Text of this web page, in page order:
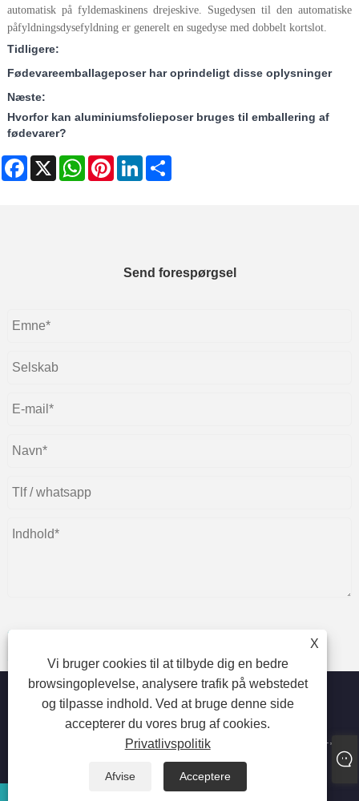
automatisk på fyldemaskinens drejeskive. Sugedysen til den automatiske
påfyldningsdysefyldning er generelt en sugedyse med dobbelt kortslot.
Tidligere:
Fødevareemballageposer har oprindeligt disse oplysninger
Næste:
Hvorfor kan aluminiumsfolieposer bruges til emballering af
fødevarer?
Facebook
X WhatsAppPinterestLinkedIn
Send forespørgsel
X
Vi bruger cookies til at tilbyde dig en bedre
browsingoplevelse, analysere trafik på webstedet
og tilpasse indhold. Ved at bruge denne side
accepterer du vores brug af cookies.
Privatlivspolitik
Afvise
Acceptere
Copyright © 2023 Dongguan beiente packaging materials Co.,
plastikpose - Alle rettigheder forbeholdes